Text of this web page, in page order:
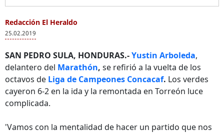
Redacción El Heraldo
25.02.2019
SAN PEDRO SULA, HONDURAS.-Yustin Arboleda,
delantero del Marathón, se refirió a la vuelta de los
octavos de Liga de Campeones Concacaf. Los verdes
cayeron 6-2 en la ida y la remontada en Torreón luce
complicada.
'Vamos con la mentalidad de hacer un partido que nos